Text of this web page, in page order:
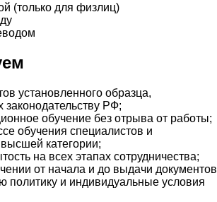
(только для физлиц)
установленного образца,
законодательству РФ;
обучение без отрыва от работы;
обучения специалистов и
категории;
на всех этапах сотрудничества;
от начала и до выдачи
политику и индивидуальные условия